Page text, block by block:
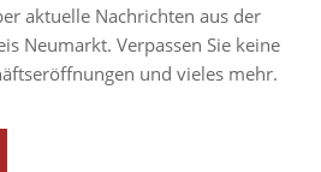
aktuelle Nachrichten aus der
Neumarkt. Verpassen Sie keine
und vieles mehr.